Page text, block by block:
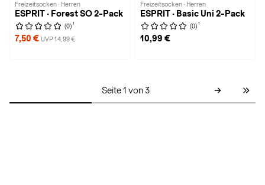
Freizeitsocken · Herren
ESPRIT · Forest SO 2-Pack
(0) 1
7,50 € UVP 14,99 €
Freizeitsocken · Herren
ESPRIT · Basic Uni 2-Pack
(0) 1
10,99 €
Seite 1 von 3